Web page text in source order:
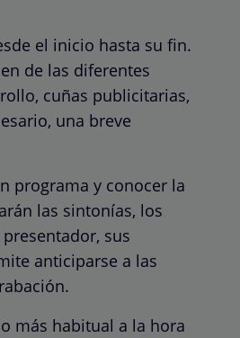
el inicio hasta su fin.
de las diferentes
cuñas publicitarias,
una breve
programa y conocer la
las sintonías, los
sus
anticiparse a las
más habitual a la hora